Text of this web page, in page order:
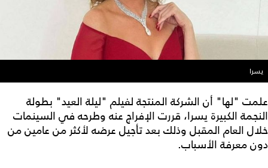
يسرا
علمت "لها" أن الشركة المنتجة لفيلم "ليلة العيد" بطولة
النجمة الكبيرة يسرا، قررت الإفراج عنه وطرحه في السينمات
خلال العام المقبل وذلك بعد تأجيل عرضه لأكثر من عامين من
دون معرفة الأسباب.